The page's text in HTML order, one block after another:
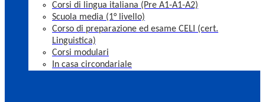
Corsi di lingua italiana (Pre A1-A1-A2)
Scuola media (1° livello)
Corso di preparazione ed esame CELI (cert.
Linguistica)
Corsi modulari
In casa circondariale